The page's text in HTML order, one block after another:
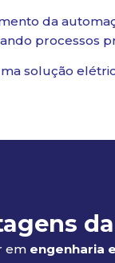
da
processos
solução
em engenharia